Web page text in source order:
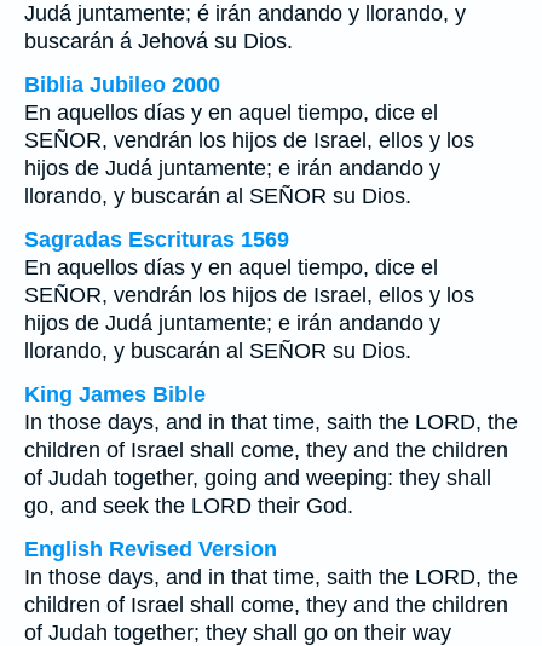
Judá juntamente; é irán andando y llorando, y
buscarán á Jehová su Dios.
Biblia Jubileo 2000
En aquellos días y en aquel tiempo, dice el
SEÑOR, vendrán los hijos de Israel, ellos y los
hijos de Judá juntamente; e irán andando y
llorando, y buscarán al SEÑOR su Dios.
Sagradas Escrituras 1569
En aquellos días y en aquel tiempo, dice el
SEÑOR, vendrán los hijos de Israel, ellos y los
hijos de Judá juntamente; e irán andando y
llorando, y buscarán al SEÑOR su Dios.
King James Bible
In those days, and in that time, saith the LORD, the
children of Israel shall come, they and the children
of Judah together, going and weeping: they shall
go, and seek the LORD their God.
English Revised Version
In those days, and in that time, saith the LORD, the
children of Israel shall come, they and the children
of Judah together; they shall go on their way